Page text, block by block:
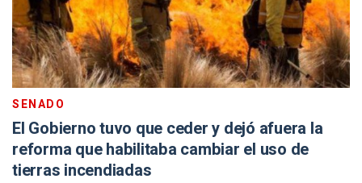
SENADO
El Gobierno tuvo que ceder y dejó afuera la
reforma que habilitaba cambiar el uso de
tierras incendiadas